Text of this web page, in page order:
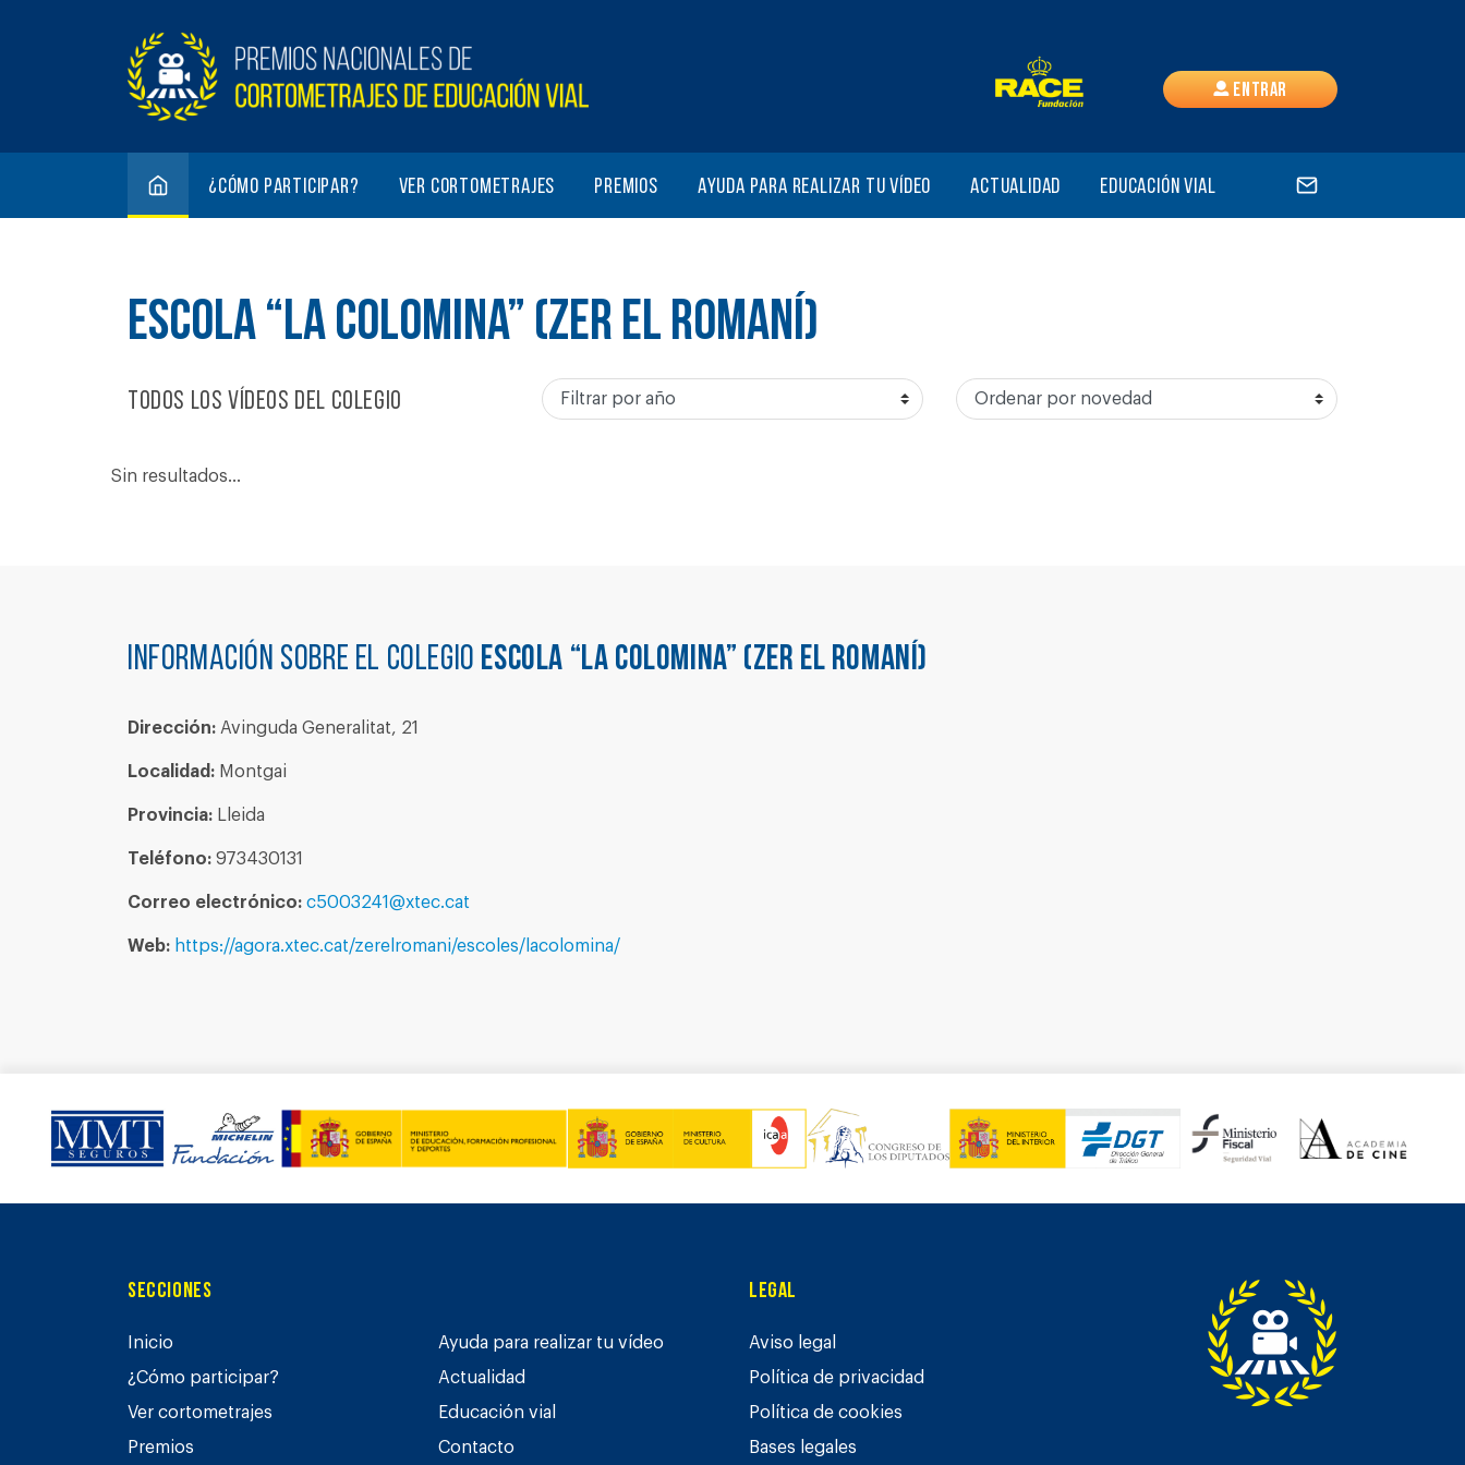
Entrar
¿Cómo participar? Ver cortometrajes Premios Ayuda para realizar tu vídeo Actualidad Educación vial
ESCOLA “LA COLOMINA” (ZER EL ROMANÍ)
Todos los vídeos del colegio
Sin resultados...
Información sobre el colegio ESCOLA “LA COLOMINA” (ZER EL ROMANÍ)
Dirección: Avinguda Generalitat, 21
Localidad: Montgai
Provincia: Lleida
Teléfono: 973430131
Correo electrónico: c5003241@xtec.cat
Web: https://agora.xtec.cat/zerelromani/escoles/lacolomina/
Secciones
Inicio
¿Cómo participar?
Ver cortometrajes
Premios
Ayuda para realizar tu vídeo
Actualidad
Educación vial
Contacto
Legal
Aviso legal
Política de privacidad
Política de cookies
Bases legales